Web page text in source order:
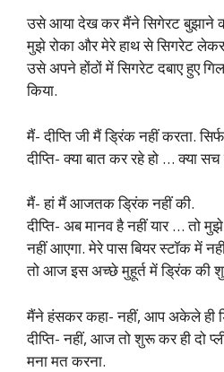
उसे आया देख कर मैंने सिगेरट बुझाने
मुझे रोका और मेरे हाथ से सिगरेट
उसे अपने होंठों में सिगरेट दबाए हुए
किया.
मैं- दीप्ति जी मैं ड्रिंक नहीं करता.
दीप्ति- क्या बात कर रहे हो … क्या
मैं- हां मैं आजतक ड्रिंक नहीं की.
दीप्ति- अब मानव है नहीं यार … तो
नहीं आएगा. मेरे पास बियर स्टॉक में
तो आज इस अच्छे मुहूर्त में ड्रिंक की
मैंने हंसकर कहा- नहीं, आप अकेले ही
दीप्ति- नहीं, आज तो शुरू कर ही दो
मना मत करना.